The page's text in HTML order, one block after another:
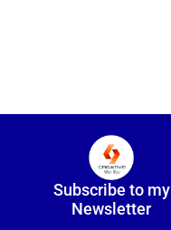
Subscribe to my
Newsletter